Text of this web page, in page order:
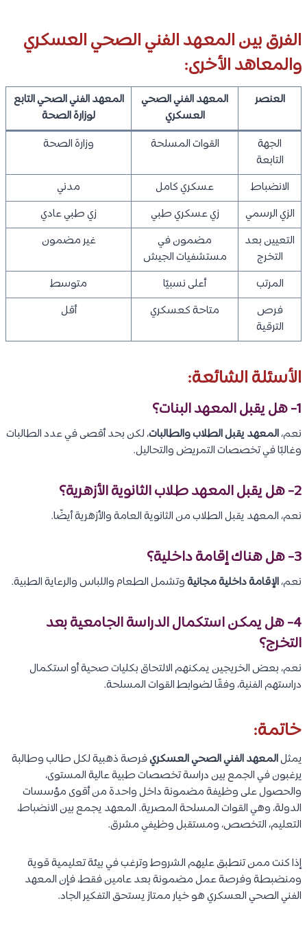
الفرق بين المعهد الفني الصحي العسكري
والمعاهد الأخرى:
العنصر
المعهد الفني الصحي
العسكري
المعهد الفني الصحي التابع
لوزارة الصحة
الجهة
التابعة
القوات المسلحة وزارة الصحة
الانضباط عسكري كامل
مدني
الزي الرسمي
زي عسكري طبي
زي طبي عادي
التعيين بعد
التخرج
مضمون في
مستشفيات الجيش
غير مضمون
المرتب أعلى نسبيًا
متوسط
فرص
الترقية
متاحة كعسكري أقل
الأسئلة الشائعة:
1- هل يقبل المعهد البنات؟
نعم،المعهد يقبل الطلاب والطالبات، لكن بحد أقصى في عدد الطالبات
وغالبًا في تخصصات التمريض والتحاليل.
2- هل يقبل المعهد طلاب الثانوية الأزهرية؟
نعم، المعهد يقبل الطلاب من الثانوية العامة والأزهرية أيضًا.
3- هل هناك إقامة داخلية؟
نعم،الإقامة داخلية مجانيةوتشمل الطعام واللباس والرعاية الطبية.
4- هل يمكن استكمال الدراسة الجامعية بعد
التخرج؟
نعم، بعض الخريجين يمكنهم الالتحاق بكليات صحية أو استكمال
دراستهم الفنية، وفقًا لضوابط القوات المسلحة.
خاتمة:
يمثلالمعهد الفني الصحي العسكريفرصة ذهبية لكل طالب وطالبة
يرغبون في الجمع بين دراسة تخصصات طبية عالية المستوى،
والحصول على وظيفة مضمونة داخل واحدة من أقوى مؤسسات
الدولة، وهي القوات المسلحة المصرية. المعهد يجمع بين الانضباط،
التعليم، التخصص، ومستقبل وظيفي مشرق.
إذا كنت ممن تنطبق عليهم الشروط وترغب في بيئة تعليمية قوية
ومنضبطة وفرصة عمل مضمونة بعد عامين فقط، فإن المعهد
الفني الصحي العسكري هو خيار ممتاز يستحق التفكير الجاد.